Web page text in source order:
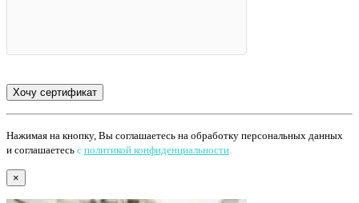
Нажимая на кнопку, Вы соглашаетесь на обработку персональных данных
и соглашаетесь с политикой конфиденциальности
×